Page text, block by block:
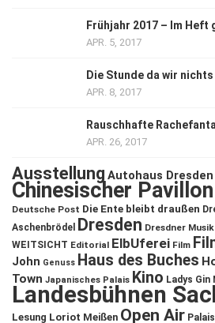
Frühjahr 2017 – Im
APR. 5, 2017
Die Stunde da wir
APR. 8, 2017
Rauschhafte
APR. 26, 2017
Ausstellung Autohaus Dresden
Chinesischer
Deutsche Post Die Ente bleibt draußen
Aschenbrödel
Dresden Dresdner
WEITSICHT Editorial ElbUferei Film
John Genuss Haus des Buches
Town Japanisches Palais Kino Ladys Gin
Landesbühnen
Lesung Loriot Meißen Open Air